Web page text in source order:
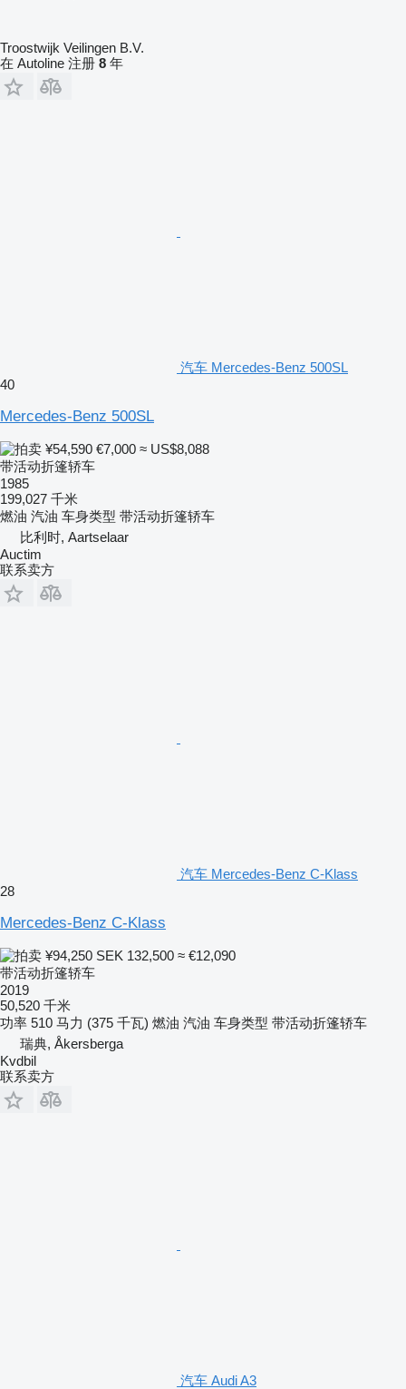
Troostwijk Veilingen B.V.
在 Autoline 注册 8 年
汽车 Mercedes-Benz 500SL
40
Mercedes-Benz 500SL
¥54,590 €7,000 ≈ US$8,088
带活动折篷轿车
1985
199,027 千米
燃油 汽油 车身类型 带活动折篷轿车
比利时, Aartselaar
Auctim
联系卖方
汽车 Mercedes-Benz C-Klass
28
Mercedes-Benz C-Klass
¥94,250 SEK 132,500 ≈ €12,090
带活动折篷轿车
2019
50,520 千米
功率 510 马力 (375 千瓦) 燃油 汽油 车身类型 带活动折篷轿车
瑞典, Åkersberga
Kvdbil
联系卖方
汽车 Audi A3